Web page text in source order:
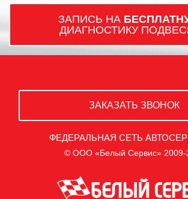
ЗАПИСЬ НА
ДИАГНОСТИКУ
ЗАКАЗАТЬ ЗВОНОК
ФЕДЕРАЛЬНАЯ СЕТЬ
© ООО «Белый Сервис» 2009-